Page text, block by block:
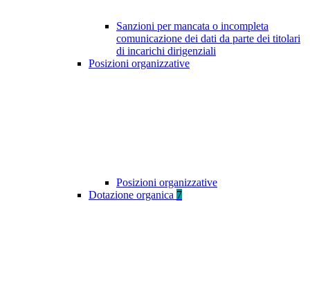
Sanzioni per mancata o incompleta
comunicazione dei dati da parte dei titolari
di incarichi dirigenziali
Posizioni organizzative
Posizioni organizzative
Dotazione organica 7